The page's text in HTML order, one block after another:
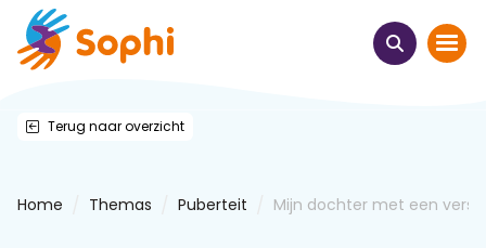
Thema's
Terug naar overzicht
Home Themas Puberteit Mijn dochter met een